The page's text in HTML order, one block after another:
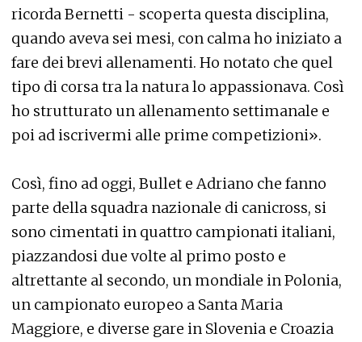
ricorda Bernetti - scoperta questa disciplina,
quando aveva sei mesi, con calma ho iniziato a
fare dei brevi allenamenti. Ho notato che quel
tipo di corsa tra la natura lo appassionava. Così
ho strutturato un allenamento settimanale e
poi ad iscrivermi alle prime competizioni».
Così, fino ad oggi, Bullet e Adriano che fanno
parte della squadra nazionale di canicross, si
sono cimentati in quattro campionati italiani,
piazzandosi due volte al primo posto e
altrettante al secondo, un mondiale in Polonia,
un campionato europeo a Santa Maria
Maggiore, e diverse gare in Slovenia e Croazia